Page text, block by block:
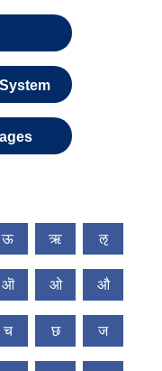
ऊ ऋ ऌ
ऒ ओ औ
च छ ज